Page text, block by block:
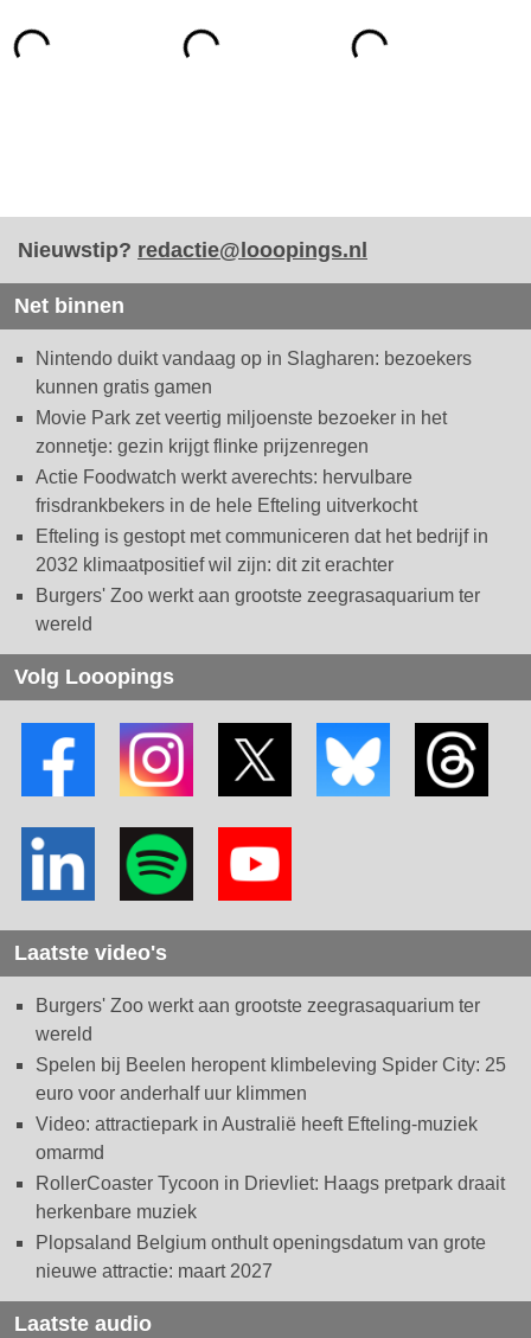
Nieuwstip? redactie@looopings.nl
Net binnen
Nintendo duikt vandaag op in Slagharen: bezoekers
kunnen gratis gamen
Movie Park zet veertig miljoenste bezoeker in het
zonnetje: gezin krijgt flinke prijzenregen
Actie Foodwatch werkt averechts: hervulbare
frisdrankbekers in de hele Efteling uitverkocht
Efteling is gestopt met communiceren dat het bedrijf in
2032 klimaatpositief wil zijn: dit zit erachter
Burgers' Zoo werkt aan grootste zeegrasaquarium ter
wereld
Volg Looopings
Laatste video's
Burgers' Zoo werkt aan grootste zeegrasaquarium ter
wereld
Spelen bij Beelen heropent klimbeleving Spider City: 25
euro voor anderhalf uur klimmen
Video: attractiepark in Australië heeft Efteling-muziek
omarmd
RollerCoaster Tycoon in Drievliet: Haags pretpark draait
herkenbare muziek
Plopsaland Belgium onthult openingsdatum van grote
nieuwe attractie: maart 2027
Laatste audio